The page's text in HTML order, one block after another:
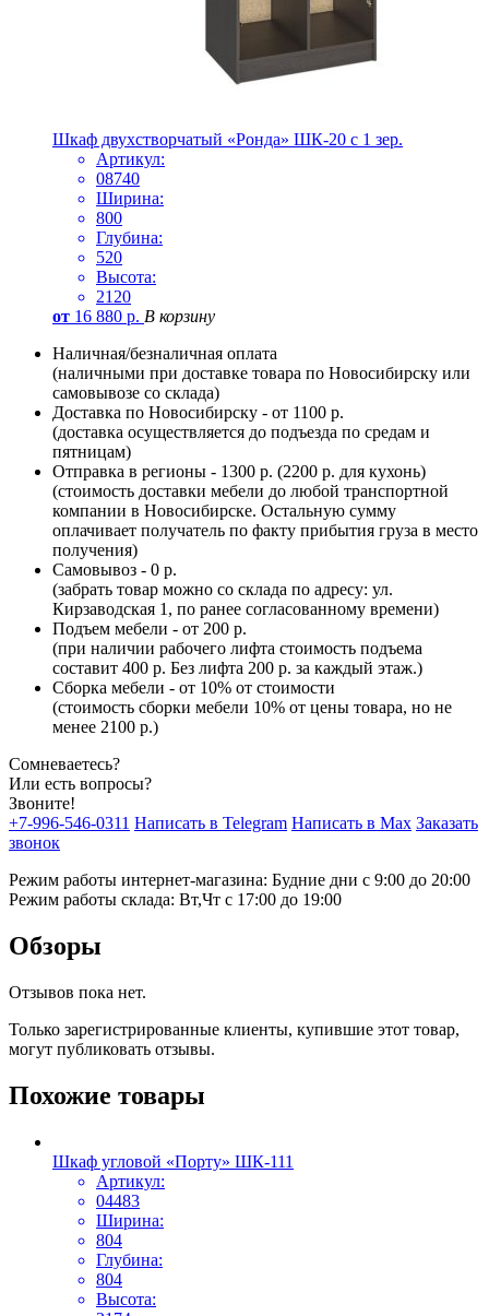
Шкаф двухстворчатый «Ронда» ШК-20 с 1 зер.
Артикул:
08740
Ширина:
800
Глубина:
520
Высота:
2120
от 16 880 р. В корзину
Наличная/безналичная оплата
(наличными при доставке товара по Новосибирску или
самовывозе со склада)
Доставка по Новосибирску - от 1100 р.
(доставка осуществляется до подъезда по средам и
пятницам)
Отправка в регионы - 1300 р. (2200 р. для кухонь)
(стоимость доставки мебели до любой транспортной
компании в Новосибирске. Остальную сумму
оплачивает получатель по факту прибытия груза в место
получения)
Самовывоз - 0 р.
(забрать товар можно со склада по адресу: ул.
Кирзаводская 1, по ранее согласованному времени)
Подъем мебели - от 200 р.
(при наличии рабочего лифта стоимость подъема
составит 400 р. Без лифта 200 р. за каждый этаж.)
Сборка мебели - от 10% от стоимости
(стоимость сборки мебели 10% от цены товара, но не
менее 2100 р.)
Сомневаетесь?
Или есть вопросы?
Звоните!
+7-996-546-0311 Написать в Telegram Написать в Max Заказать
звонок
Режим работы интернет-магазина: Будние дни с 9:00 до 20:00
Режим работы склада: Вт,Чт с 17:00 до 19:00
Обзоры
Отзывов пока нет.
Только зарегистрированные клиенты, купившие этот товар,
могут публиковать отзывы.
Похожие товары
Шкаф угловой «Порту» ШК-111
Артикул:
04483
Ширина:
804
Глубина:
804
Высота: